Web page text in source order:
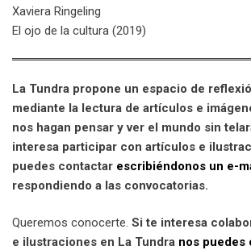
Xaviera Ringeling
El ojo de la cultura (2019)
La Tundra propone un espacio de
mediante la lectura de artículos e
nos hagan pensar y ver el mundo sin
interesa participar con artículos e
puedes contactar escribiéndonos un e-
respondiendo a las convocatorias.
Queremos conocerte. Si te interesa
e ilustraciones en La Tundra nos puedes